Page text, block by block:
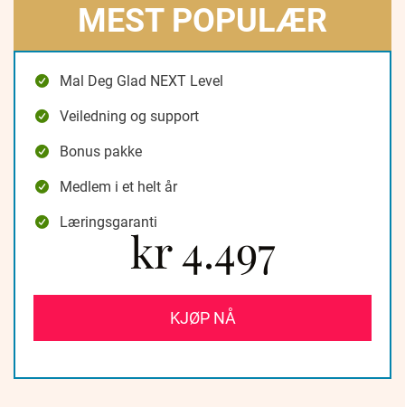
MEST POPULÆR
Mal Deg Glad NEXT Level
Veiledning og support
Bonus pakke
Medlem i et helt år
Læringsgarantikr 4.497
KJØP NÅ